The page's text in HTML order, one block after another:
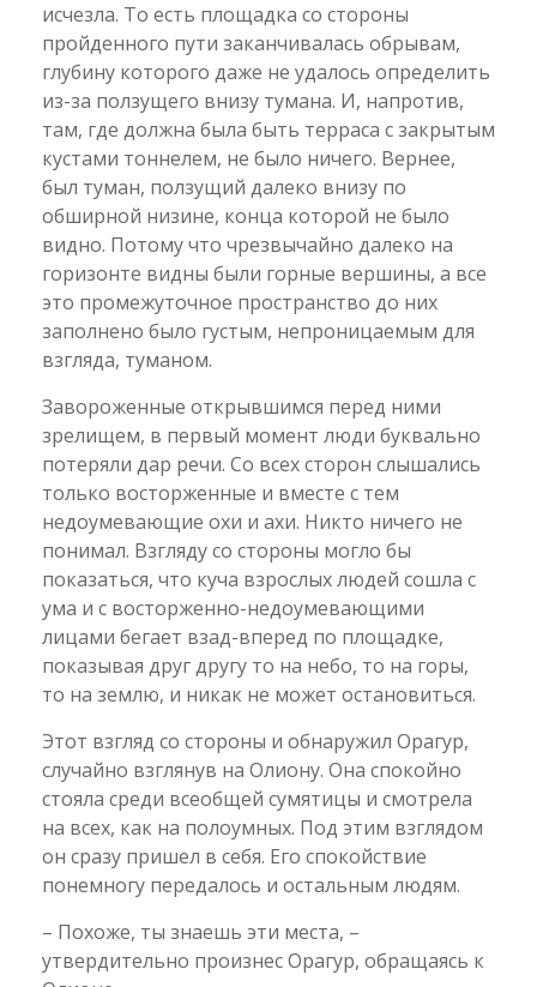
исчезла. То есть площадка со стороны
пройденного пути заканчивалась обрывам,
глубину которого даже не удалось определить
из-за ползущего внизу тумана. И, напротив,
там, где должна была быть терраса с закрытым
кустами тоннелем, не было ничего. Вернее,
был туман, ползущий далеко внизу по
обширной низине, конца которой не было
видно. Потому что чрезвычайно далеко на
горизонте видны были горные вершины, а все
это промежуточное пространство до них
заполнено было густым, непроницаемым для
взгляда, туманом.
Завороженные открывшимся перед ними
зрелищем, в первый момент люди буквально
потеряли дар речи. Со всех сторон слышались
только восторженные и вместе с тем
недоумевающие охи и ахи. Никто ничего не
понимал. Взгляду со стороны могло бы
показаться, что куча взрослых людей сошла с
ума и с восторженно-недоумевающими
лицами бегает взад-вперед по площадке,
показывая друг другу то на небо, то на горы,
то на землю, и никак не может остановиться.
Этот взгляд со стороны и обнаружил Орагур,
случайно взглянув на Олиону. Она спокойно
стояла среди всеобщей сумятицы и смотрела
на всех, как на полоумных. Под этим взглядом
он сразу пришел в себя. Его спокойствие
понемногу передалось и остальным людям.
– Похоже, ты знаешь эти места, –
утвердительно произнес Орагур, обращаясь к